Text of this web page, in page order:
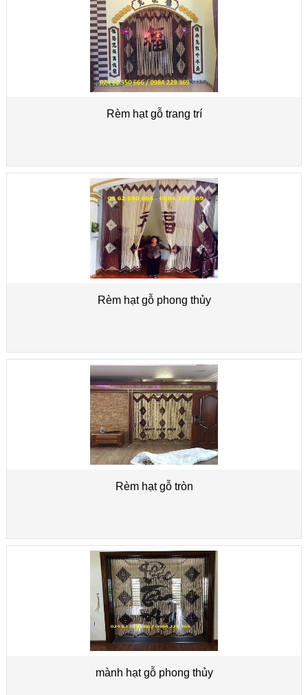
Rèm hạt gỗ trang trí
Rèm hạt gỗ phong thủy
Rèm hạt gỗ tròn
mành hạt gỗ phong thủy